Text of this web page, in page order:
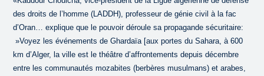
des droits de l’homme (LADDH), professeur de génie civil à la fac
d’Oran… explique que le pouvoir déroule sa propagande sécuritaire:
»Voyez les événements de Ghardaïa [aux portes du Sahara, à 600
km d’Alger, la ville est le théâtre d’affrontements depuis décembre
entre les communautés mozabites (berbères musulmans) et arabes,